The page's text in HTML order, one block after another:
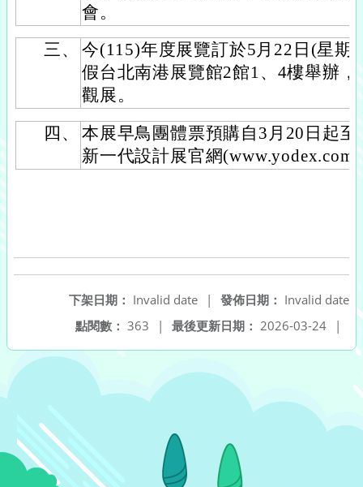
會。
三、
今(115)年度展覽訂於5月22日(星期
假台北南港展覽館2館1、4樓舉辦
觀展。
四、
本展早鳥團體票預購自3月20日起
新一代設計展官網
發佈日期： Invalid date
下架日期： Invalid date
|
最後更新日期： 2026-03-24 |
點閱數： 363 |